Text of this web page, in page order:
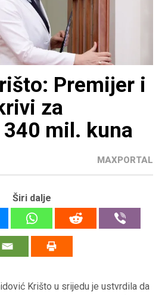
Premijer i
za
340 mil. kuna
MAXPORTAL
Širi dalje
Krišto u srijedu je ustvrdila da